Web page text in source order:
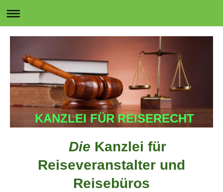
KANZLEI FÜR REISERECHT
Die Kanzlei für
Reiseveranstalter und
Reisebüros